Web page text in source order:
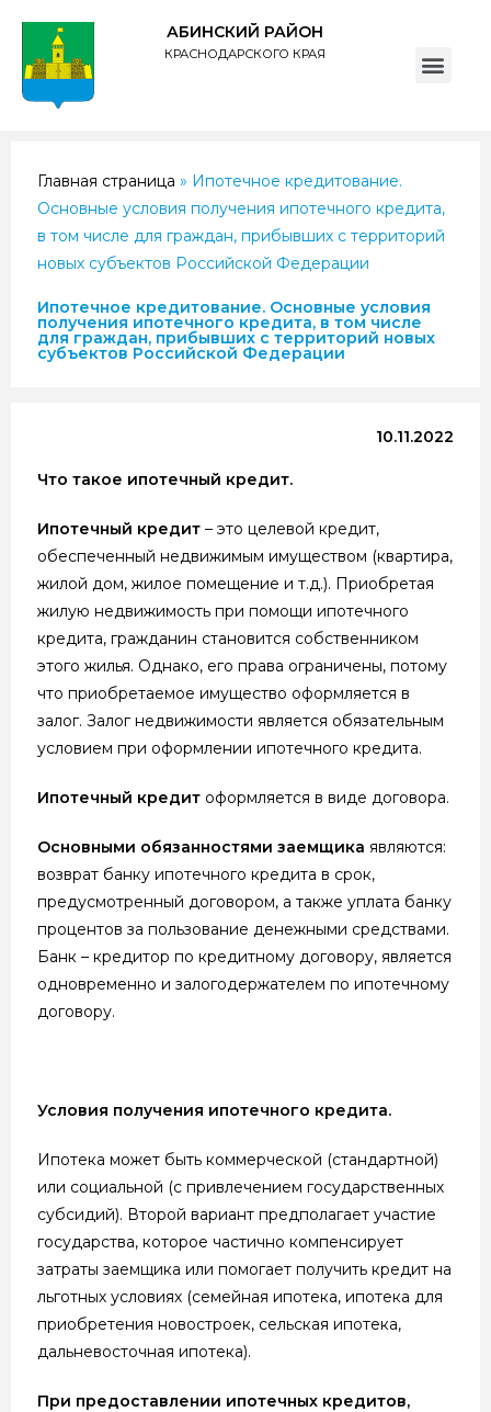
АБИНСКИЙ РАЙОН
КРАСНОДАРСКОГО КРАЯ
Главная страница » Ипотечное кредитование.
Основные условия получения ипотечного кредита,
в том числе для граждан, прибывших с территорий
новых субъектов Российской Федерации
Ипотечное кредитование. Основные условия
получения ипотечного кредита, в том числе
для граждан, прибывших с территорий новых
субъектов Российской Федерации
10.11.2022
Что такое ипотечный кредит.
Ипотечный кредит – это целевой кредит,
обеспеченный недвижимым имуществом (квартира,
жилой дом, жилое помещение и т.д.). Приобретая
жилую недвижимость при помощи ипотечного
кредита, гражданин становится собственником
этого жилья. Однако, его права ограничены, потому
что приобретаемое имущество оформляется в
залог. Залог недвижимости является обязательным
условием при оформлении ипотечного кредита.
Ипотечный кредит оформляется в виде договора.
Основными обязанностями заемщика являются:
возврат банку ипотечного кредита в срок,
предусмотренный договором, а также уплата банку
процентов за пользование денежными средствами.
Банк – кредитор по кредитному договору, является
одновременно и залогодержателем по ипотечному
договору.
Условия получения ипотечного кредита.
Ипотека может быть коммерческой (стандартной)
или социальной (с привлечением государственных
субсидий). Второй вариант предполагает участие
государства, которое частично компенсирует
затраты заемщика или помогает получить кредит на
льготных условиях (семейная ипотека, ипотека для
приобретения новостроек, сельская ипотека,
дальневосточная ипотека).
При предоставлении ипотечных кредитов,